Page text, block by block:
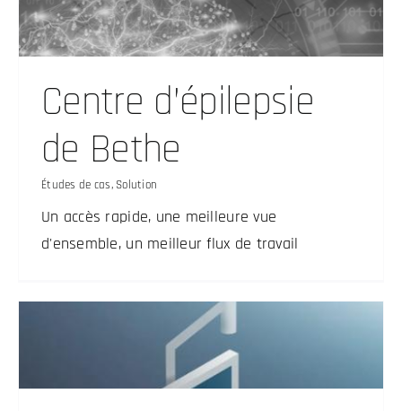
Centre d’épilepsie
de Bethe
Études de cas, Solution
Un accès rapide, une meilleure vue
d'ensemble, un meilleur flux de travail